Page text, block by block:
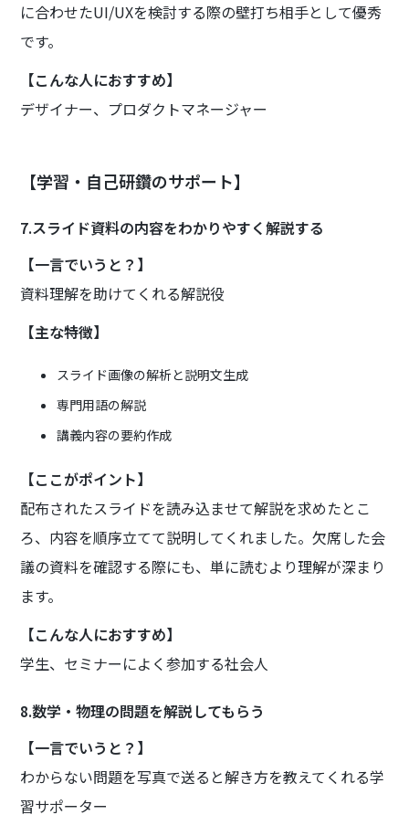
に合わせたUI/UXを検討する際の壁打ち相手として優秀
です。
【こんな人におすすめ】
デザイナー、プロダクトマネージャー
【学習・自己研鑽のサポート】
7.スライド資料の内容をわかりやすく解説する
【一言でいうと？】
資料理解を助けてくれる解説役
【主な特徴】
スライド画像の解析と説明文生成
専門用語の解説
講義内容の要約作成
【ここがポイント】
配布されたスライドを読み込ませて解説を求めたとこ
ろ、内容を順序立てて説明してくれました。欠席した会
議の資料を確認する際にも、単に読むより理解が深まり
ます。
【こんな人におすすめ】
学生、セミナーによく参加する社会人
8.数学・物理の問題を解説してもらう
【一言でいうと？】
わからない問題を写真で送ると解き方を教えてくれる学
習サポーター